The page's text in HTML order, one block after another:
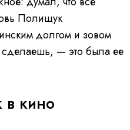
Полищук
долгом и зовом
сделаешь, — это была ее
кино